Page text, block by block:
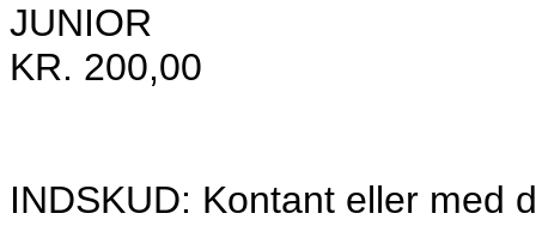
JUNIOR
KR. 200,00
INDSKUD: Kontant eller med